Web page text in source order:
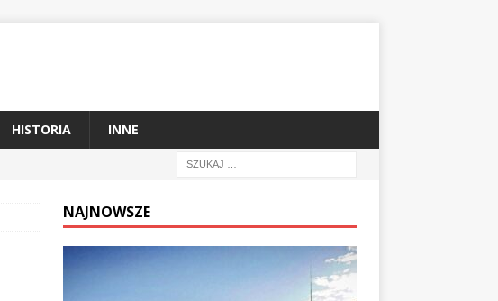
HISTORIA INNE
NAJNOWSZE